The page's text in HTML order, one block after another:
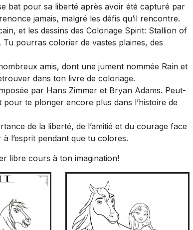
bat pour sa liberté après avoir été capturé par
jamais, malgré les défis qu’il rencontre.
et les dessins des Coloriage Spirit: Stallion of
pourras colorier de vastes plaines, des
amis, dont une jument nommée Rain et
dans ton livre de coloriage.
par Hans Zimmer et Bryan Adams. Peut-
te plonger encore plus dans l’histoire de
de la liberté, de l’amitié et du courage face
l’esprit pendant que tu colores.
libre cours à ton imagination!